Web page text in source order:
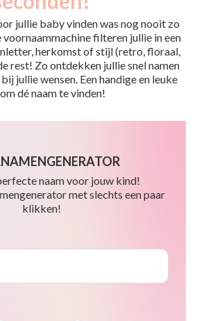
jullie baby vinden was nog nooit zo
filteren jullie in een
herkomst of stijl (retro, floraal,
rest! Zo ontdekken jullie snel namen
jullie wensen. Een handige en leuke
dé naam te vinden!
naam voor jouw kind!
met slechts een paar
klikken!